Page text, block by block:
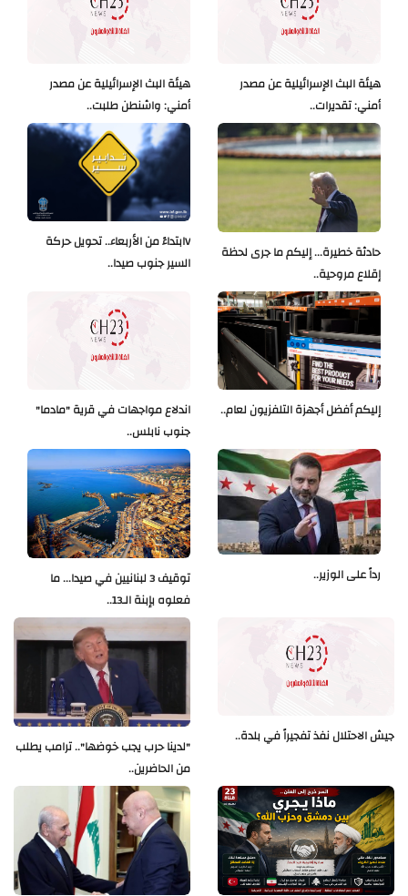
هيئة البث الإسرائيلية عن مصدر
أمني: واشنطن طلبت..
هيئة البث الإسرائيلية عن مصدر
أمني: تقديرات..
Vابتداءً من الأربعاء.. تحويل حركة
السير جنوب صيدا..
حادثة خطيرة... إليكم ما جرى لحظة
إقلاع مروحية..
اندلاع مواجهات في قرية "مادما"
جنوب نابلس..
إليكم أفضل أجهزة التلفزيون لعام..
توقيف 3 لبنانيين في صيدا... ما
فعلوه بإبنة الـ13..
رداً على الوزير..
"لدينا حرب يجب خوضها".. ترامب يطلب
من الحاضرين..
جيش الاحتلال نفذ تفجيراً في بلدة..